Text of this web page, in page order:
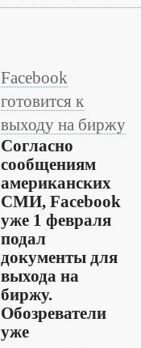
Facebook
готовится к
выходу на биржу
Согласно
сообщениям
американских
СМИ, Facebook
уже 1 февраля
подал
документы для
выхода на
биржу.
Обозреватели
уже